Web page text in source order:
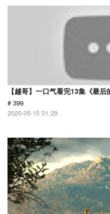
【越哥】一口气看完13集《最
# 399
2020-05-15 01:29